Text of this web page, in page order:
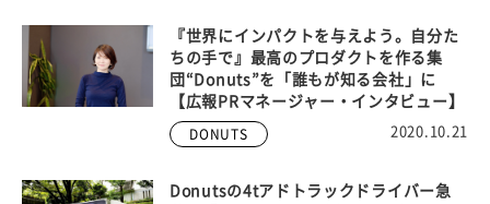
DONUTS 2020.10.21
『世界にインパクトを与えよう。自分た
ちの手で』最高のプロダクトを作る集
団“Donuts”を「誰もが知る会社」に
【広報PRマネージャー・インタビュー】
Donutsの4tアドトラックドライバー急